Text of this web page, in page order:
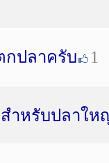
กปลาครับ 1
ำหรับปลาให